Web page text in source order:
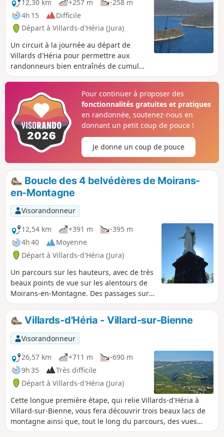
12,30 km +257 m
-258 m
4h 15
Difficile
Départ à Villards-d'Héria (Jura)
Un circuit à la journée au départ de
Villards d'Héria pour permettre aux
randonneurs bien entraînés de cumuler
les points de vue et leurs chances de
Pour continuer à proposer des
fonctionnalités gratuites et pratiques
en randonnée, soutenez-nous en
donnant un petit coup de pouce !
Je donne un coup de pouce
Boucle des 4 belvédères de Moirans-
en-Montagne
Visorandonneur
12,54 km
+391 m
-395 m
4h 40
Moyenne
Départ à Villards-d'Héria (Jura)
Un parcours sur les hauteurs, avec de très
beaux points de vue sur les alentours de
Moirans-en-Montagne. Des passages sur
les massifs Jurassiens, avec des vues bien
dégagées, entrecoupés de passages en
sous-bois et au milieu des blocs de rocher.
Une randonnée très variée, plutôt
sportive.
Villards-d'Héria - Villard-sur-Bienne
Visorandonneur
26,57 km
+711 m
-690 m
9h 35
Très difficile
Départ à Villards-d'Héria (Jura)
Cette longue première étape, qui relie Villards-d'Héria à
Villard-sur-Bienne, vous fera découvrir trois beaux lacs de
montagne ainsi que, tout le long du parcours, des vues
magnifiques sur le Jura.